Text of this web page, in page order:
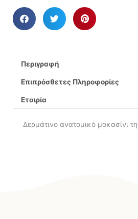
Περιγραφή
Επιπρόσθετες Πληροφορίες
Εταιρία
Δερμάτινο ανατομικό μοκασίνι